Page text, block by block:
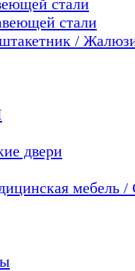
стали
стали
/
двери
мебель /